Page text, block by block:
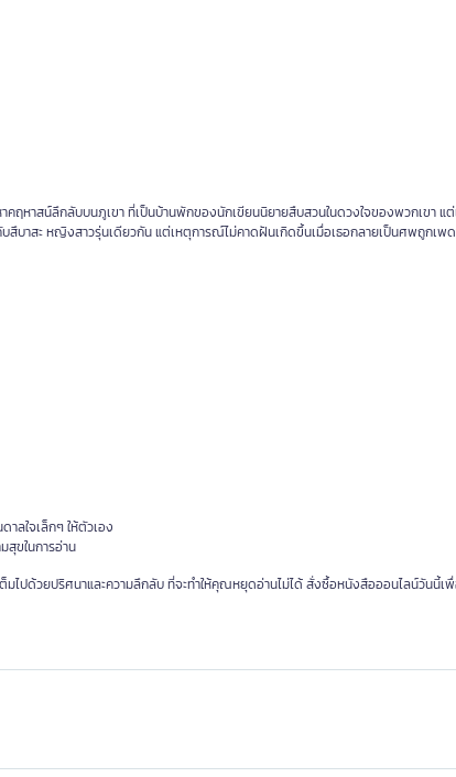
ฤหาสน์ลึกลับบนภูเขา ที่เป็นบ้านพักของนักเขียนนิยายสืบสวนในดวงใจของพวกเขา แ
บาสะ หญิงสาวรุ่นเดียวกัน แต่เหตุการณ์ไม่คาดฝันเกิดขึ้นเมื่อเธอกลายเป็นศพถูกเพ
ลใจเล็กๆ ให้ตัวเอง
สุขในการอ่าน
มไปด้วยปริศนาและความลึกลับ ที่จะทำให้คุณหยุดอ่านไม่ได้ สั่งซื้อหนังสือออนไลน์วันนี้